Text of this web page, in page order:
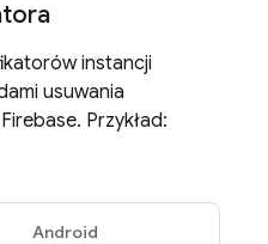
instancji
usuwania
Firebase. Przykład:
Android